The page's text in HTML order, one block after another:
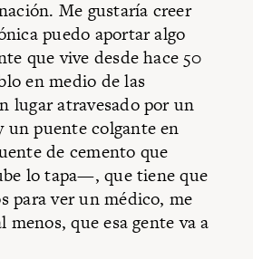
Me gustaría creer
puedo aportar algo
que vive desde hace 50
en medio de las
lugar atravesado por un
puente colgante en
de cemento que
lo tapa—, que tiene que
para ver un médico, me
menos, que esa gente va a